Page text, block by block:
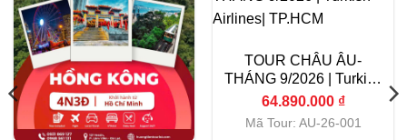
TOUR CHÂU ÂU-
THÁNG 9/2026 | Turkish
Airlines| TP.HCM
64.890.000 ₫
Mã Tour: AU-26-001